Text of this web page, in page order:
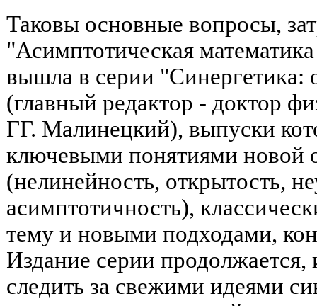
Таковы основные вопросы,
"Асимптотическая
вышла в серии
(главный редактор - доктор
ГГ. Малинецкий), выпуски
ключевыми понятиями новой
(нелинейность, открытость,
асимптотичность),
тему и новыми подходами,
Издание серии
следить за свежими идеями